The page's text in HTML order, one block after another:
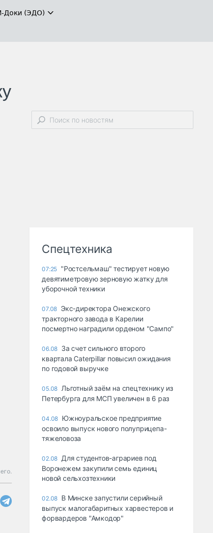
Доки (ЭДО)
Спецтехника
07:25 "Ростсельмаш" тестирует новую
девятиметровую зерновую жатку для
уборочной техники
07.08 Экс-директора Онежского
тракторного завода в Карелии
посмертно наградили орденом "Сампо"
06.08 За счет сильного второго
квартала Caterpillar повысил ожидания
по годовой выручке
05.08 Льготный заём на спецтехнику из
Петербурга для МСП увеличен в 6 раз
04.08 Южноуральское предприятие
освоило выпуск нового полуприцепа-
тяжеловоза
02.08 Для студентов-аграриев под
Воронежем закупили семь единиц
новой сельхозтехники
02.08 В Минске запустили серийный
выпуск малогабаритных харвестеров и
форвардеров "Амкодор"